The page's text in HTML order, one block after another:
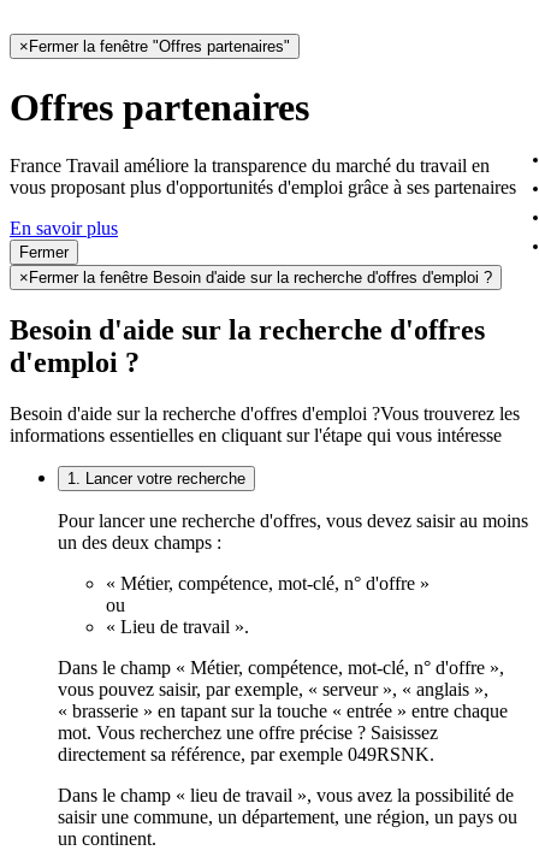
× Fermer la fenêtre "Offres partenaires"
Offres partenaires
France Travail améliore la transparence du marché du travail en
vous proposant plus d'opportunités d'emploi grâce à ses partenaires
En savoir plus
Fermer
× Fermer la fenêtre Besoin d'aide sur la recherche d'offres d'emploi ?
Besoin d'aide sur la recherche d'offres
d'emploi ?
Besoin d'aide sur la recherche d'offres d'emploi ?Vous trouverez les
informations essentielles en cliquant sur l'étape qui vous intéresse
1. Lancer votre recherche
Pour lancer une recherche d'offres, vous devez saisir au moins
un des deux champs :
« Métier, compétence, mot-clé, n° d'offre »
ou
« Lieu de travail ».
Dans le champ « Métier, compétence, mot-clé, n° d'offre »,
vous pouvez saisir, par exemple, « serveur », « anglais »,
« brasserie » en tapant sur la touche « entrée » entre chaque
mot. Vous recherchez une offre précise ? Saisissez
directement sa référence, par exemple 049RSNK.
Dans le champ « lieu de travail », vous avez la possibilité de
saisir une commune, un département, une région, un pays ou
un continent.